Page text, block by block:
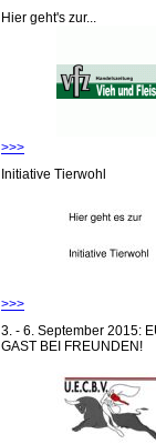
Hier geht's zur...
>>>
Initiative Tierwohl
>>>
3. - 6. September 2015:
GAST BEI FREUNDEN!